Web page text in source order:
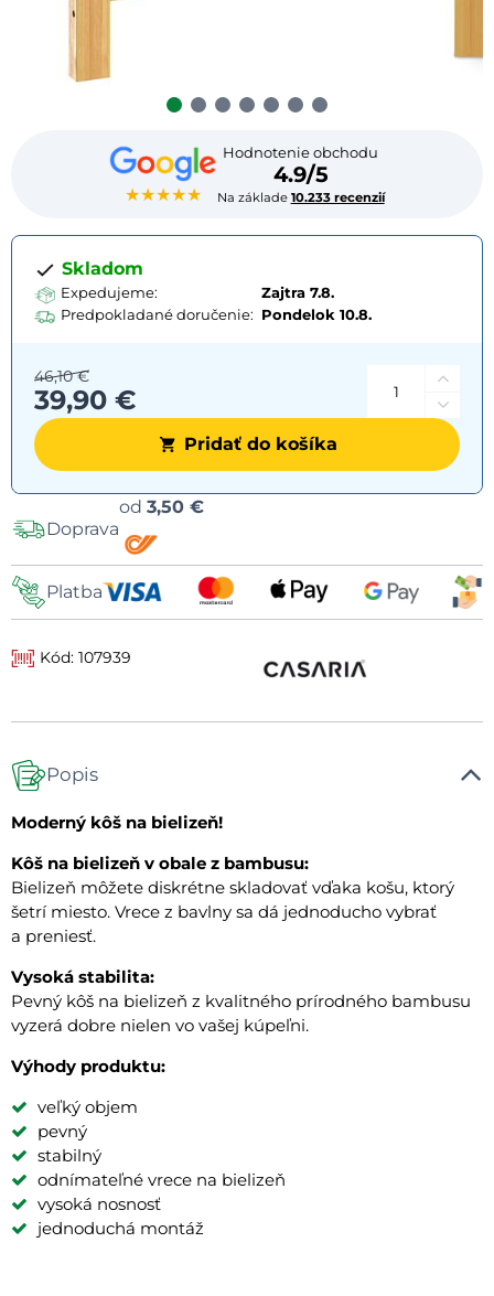
★★★★★
Hodnotenie obchodu
4.9/5
Na základe 10.233 recenzií
Skladom
Expedujeme:
Zajtra 7.8.
Predpokladané doručenie: Pondelok 10.8.
39,90 €
46,10 €
Pridať do košíka
Doprava
od 3,50 €
Platba
Kód: 107939
Popis
Moderný kôš na bielizeň!
Kôš na bielizeň v obale z bambusu:
Bielizeň môžete diskrétne skladovať vďaka košu, ktorý
šetrí miesto. Vrece z bavlny sa dá jednoducho vybrať
a preniesť.
Vysoká stabilita:
Pevný kôš na bielizeň z kvalitného prírodného bambusu
vyzerá dobre nielen vo vašej kúpeľni.
Výhody produktu:
veľký objem
pevný
stabilný
odnímateľné vrece na bielizeň
vysoká nosnosť
jednoduchá montáž